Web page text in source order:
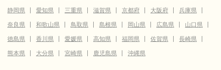
静岡県
愛知県 三重県 滋賀県 京都府 大阪府
兵庫県
奈良県
和歌山県 鳥取県 島根県 岡山県 広島県
山口県
徳島県
香川県 愛媛県 高知県 福岡県 佐賀県
長崎県
熊本県
大分県 宮崎県 鹿児島県 沖縄県